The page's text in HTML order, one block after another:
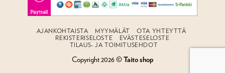
AJANKOHTAISTA MYYMÄLÄT
OTA YHTEYTTÄ
REKISTERISELOSTE
EVÄSTESELOSTE
TILAUS- JA TOIMITUSEHDOT
Copyright 2026 ©Taito shop